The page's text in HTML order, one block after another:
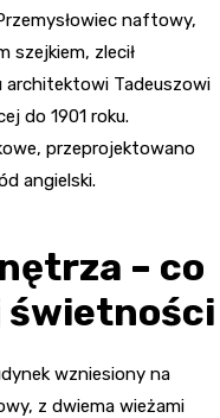
naftowy,
szejkiem, zlecił
architektowi Tadeuszowi
do 1901 roku.
przeprojektowano
angielski.
– co
świetności
wzniesiony na
z dwiema wieżami